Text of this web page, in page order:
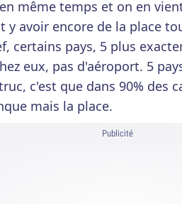
même temps et on en
y avoir encore de la place
certains pays, 5 plus
eux, pas d'aéroport. 5
c'est que dans 90% des
mais la place.
Publicité